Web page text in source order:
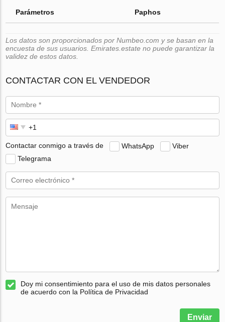
Parámetros Paphos
Los datos son proporcionados por Numbeo.com y se basan en la
encuesta de sus usuarios. Emirates.estate no puede garantizar la
validez de estos datos.
CONTACTAR CON EL VENDEDOR
Contactar conmigo a través de WhatsApp
Viber
Telegrama
Doy mi consentimiento para el uso de mis datos personales
de acuerdo con la Política de Privacidad
Enviar